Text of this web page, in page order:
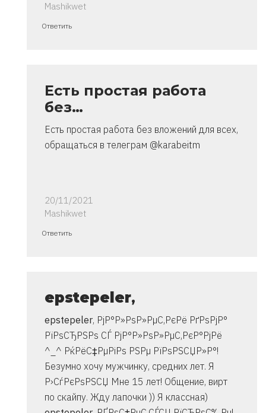
Mashikwet
Ответ
очень
от
Ответить
Есть простая работа
без…
Есть простая работа без вложений для всех,
обращаться в телеграм @karabeitm
20/11/2021
Mashikwet
Ответ
очень
от
Владимир
Ответить
epstepeler,
epstepeler, РјР°Р»РѕР»РµС‚РєРё РґРѕРјР°
РїРѕСЂРЅРѕ СЃ РјР°Р»РѕР»РµС‚РєР°РјРё
^_^ РќРёС‡РµРіРѕ РЅРµ РїРѕРЅСЏР»Р°!
Безумно хочу мужчинку, средних лет. Я
Р›СѓРєРѕРЅСЏ Мне 15 лет! Общение, вирт
по скайпу. Жду лапочки )) Я классная)